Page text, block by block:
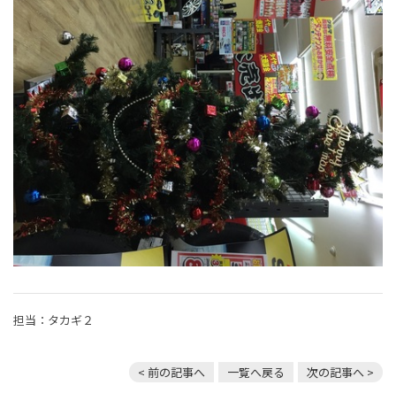
担当：タカギ２
< 前の記事へ 一覧へ戻る 次の記事へ >